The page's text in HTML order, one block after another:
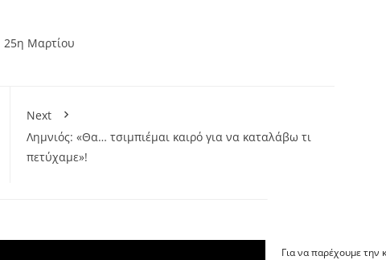
Για να παρέχουμε την
25η Μαρτίου
Next
Λημνιός: «Θα… τσιμπιέμαι καιρό για να καταλάβω τι
πετύχαμε»!